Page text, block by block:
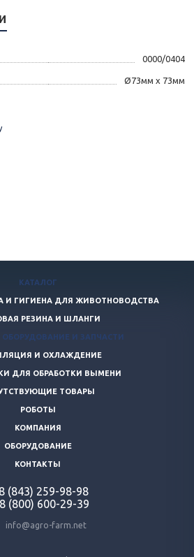
0000/0404
Ø73мм x 73мм
КАТАЛОГ
И ГИГИЕНА ДЛЯ ЖИВОТНОВОДСТВА
РЕЗИНА И ШЛАНГИ
И ЗАПЧАСТИ
И ОХЛАЖДЕНИЕ
ДЛЯ ОБРАБОТКИ ВЫМЕНИ
ТОВАРЫ
РОБОТЫ
КОМПАНИЯ
ОБОРУДОВАНИЕ
КОНТАКТЫ
8 (843) 259-98-98
8 (800) 600-29-39
info@agro-farm.net